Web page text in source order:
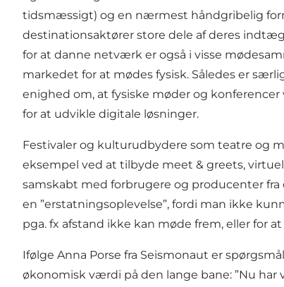
tidsmæssigt) og en nærmest håndgribelig
destinationsaktører store dele af deres
for at danne netværk er også i visse
markedet for at mødes fysisk. Således er
enighed om, at fysiske møder og
for at udvikle digitale løsninger.
Festivaler og kulturudbydere som teatre og
eksempel ved at tilbyde meet & greets,
samskabt med forbrugere og producenter
en ”erstatningsoplevelse”, fordi man ikke
pga. fx afstand ikke kan møde frem, eller for
Ifølge Anna Porse fra Seismonaut er
økonomisk værdi på den lange bane: ”Nu har